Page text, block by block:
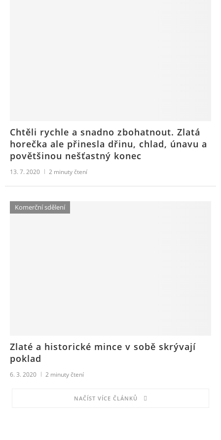
Chtěli rychle a snadno zbohatnout. Zlatá
horečka ale přinesla dřinu, chlad, únavu a
povětšinou nešťastný konec
13. 7. 2020 2 minuty čtení
Komerční sdělení
Zlaté a historické mince v sobě skrývají
poklad
6. 3. 2020 2 minuty čtení
NAČÍST VÍCE ČLÁNKŮ